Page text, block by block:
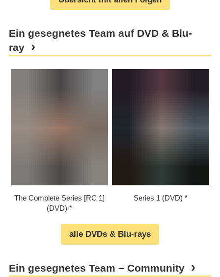
Ein gesegnetes Team auf DVD & Blu-
ray
The Complete Series [RC 1]
(DVD)
Series 1 (DVD)
alle DVDs & Blu-rays
Ein gesegnetes Team – Community